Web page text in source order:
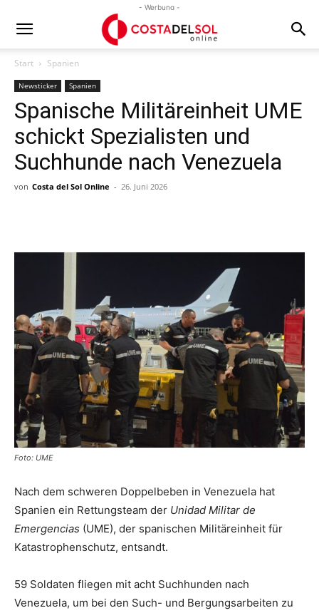
- Werbung -
Start Spanien
Newsticker Spanien
Spanische Militäreinheit UME
schickt Spezialisten und
Suchhunde nach Venezuela
von Costa del Sol Online - 26. Juni 2026
Foto: UME
Nach dem schweren Doppelbeben in Venezuela hat
Spanien ein Rettungsteam der Unidad Militar de
Emergencias (UME), der spanischen Militäreinheit für
Katastrophenschutz, entsandt.
59 Soldaten fliegen mit acht Suchhunden nach
Venezuela, um bei den Such- und Bergungsarbeiten zu